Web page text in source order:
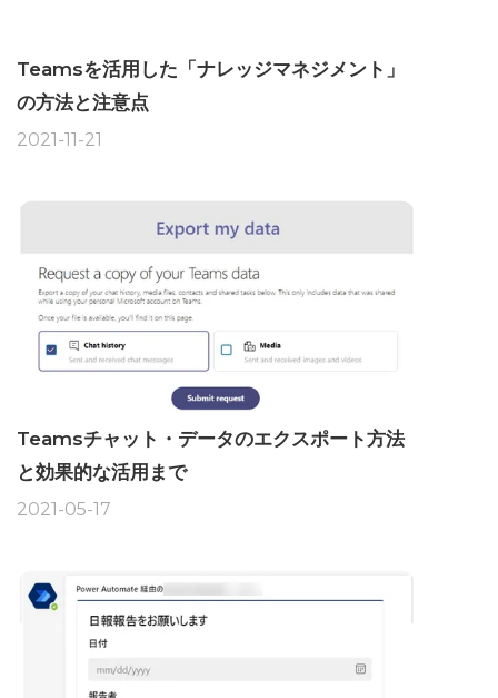
Teamsを活用した「ナレッジマネジメント」
の方法と注意点
2021-11-21
Teamsチャット・データのエクスポート方法
と効果的な活用まで
2021-05-17